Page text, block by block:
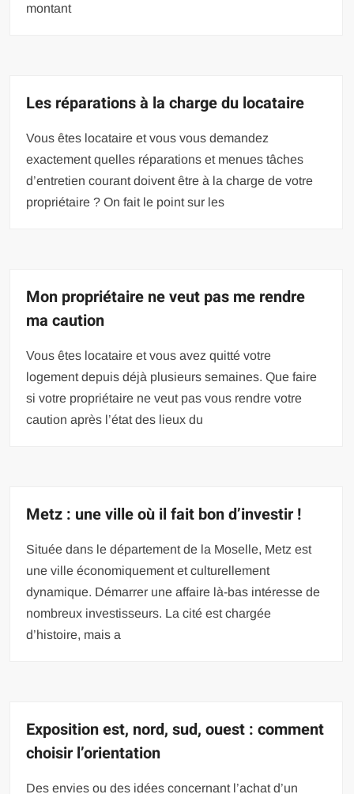
montant
Les réparations à la charge du locataire
Vous êtes locataire et vous vous demandez
exactement quelles réparations et menues tâches
d’entretien courant doivent être à la charge de votre
propriétaire ? On fait le point sur les
Mon propriétaire ne veut pas me rendre
ma caution
Vous êtes locataire et vous avez quitté votre
logement depuis déjà plusieurs semaines. Que faire
si votre propriétaire ne veut pas vous rendre votre
caution après l’état des lieux du
Metz : une ville où il fait bon d’investir !
Située dans le département de la Moselle, Metz est
une ville économiquement et culturellement
dynamique. Démarrer une affaire là-bas intéresse de
nombreux investisseurs. La cité est chargée
d’histoire, mais a
Exposition est, nord, sud, ouest : comment
choisir l’orientation
Des envies ou des idées concernant l’achat d’un